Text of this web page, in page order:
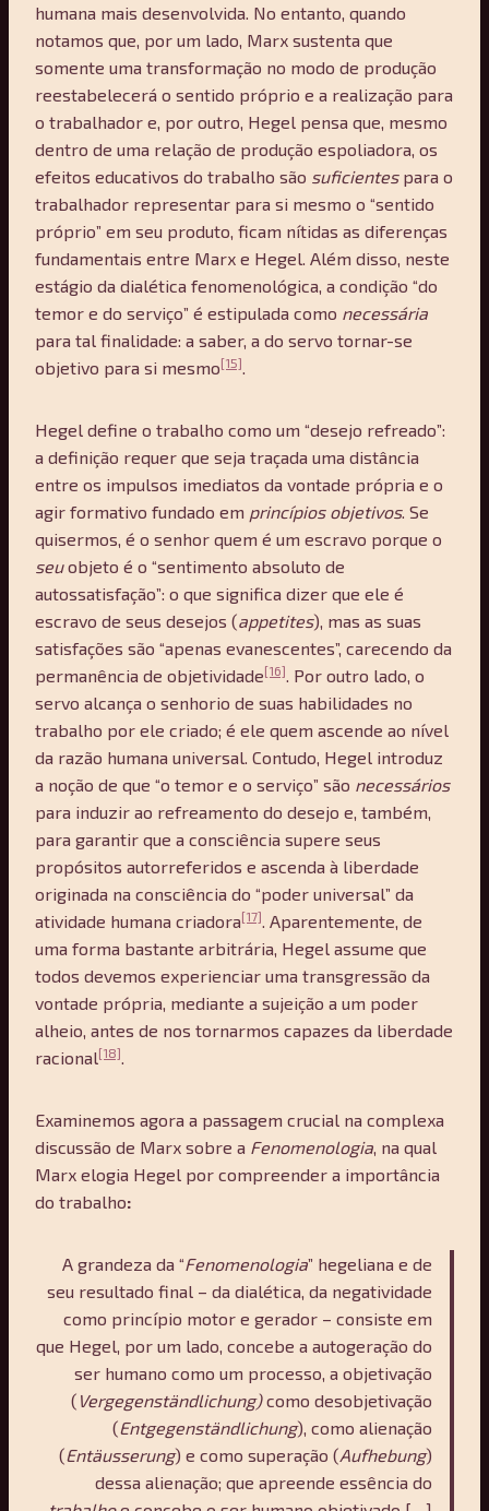
humana mais desenvolvida. No entanto, quando
notamos que, por um lado, Marx sustenta que
somente uma transformação no modo de produção
reestabelecerá o sentido próprio e a realização para
o trabalhador e, por outro, Hegel pensa que, mesmo
dentro de uma relação de produção espoliadora, os
efeitos educativos do trabalho são suficientespara o
trabalhador representar para si mesmo o “sentido
próprio” em seu produto, ficam nítidas as diferenças
fundamentais entre Marx e Hegel. Além disso, neste
estágio da dialética fenomenológica, a condição “do
temor e do serviço” é estipulada como necessária
para tal finalidade: a saber, a do servo tornar-se
objetivo para si mesmo[15].
Hegel define o trabalho como um “desejo refreado”:
a definição requer que seja traçada uma distância
entre os impulsos imediatos da vontade própria e o
agir formativo fundado em princípios objetivos. Se
quisermos, é o senhor quem é um escravo porque o
seuobjeto é o “sentimento absoluto de
autossatisfação”: o que significa dizer que ele é
escravo de seus desejos (appetites), mas as suas
satisfações são “apenas evanescentes”, carecendo da
permanência de objetividade[16]. Por outro lado, o
servo alcança o senhorio de suas habilidades no
trabalho por ele criado; é ele quem ascende ao nível
da razão humana universal. Contudo, Hegel introduz
a noção de que “o temor e o serviço” são necessários
para induzir ao refreamento do desejo e, também,
para garantir que a consciência supere seus
propósitos autorreferidos e ascenda à liberdade
originada na consciência do “poder universal” da
atividade humana criadora[17]. Aparentemente, de
uma forma bastante arbitrária, Hegel assume que
todos devemos experienciar uma transgressão da
vontade própria, mediante a sujeição a um poder
alheio, antes de nos tornarmos capazes da liberdade
racional[18].
Examinemos agora a passagem crucial na complexa
discussão de Marx sobre a Fenomenologia, na qual
Marx elogia Hegel por compreender a importância
do trabalho:
A grandeza da “Fenomenologia” hegeliana e de
seu resultado final – da dialética, da negatividade
como princípio motor e gerador – consiste em
que Hegel, por um lado, concebe a autogeração do
ser humano como um processo, a objetivação
( Vergegenständlichung)como desobjetivação
(Entgegenständlichung), como alienação
(Entäusserung) e como superação (Aufhebung)
dessa alienação; que apreende essência do